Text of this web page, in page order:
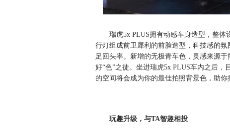
瑞虎5x PLUS拥有动感车身造型，整
行灯组成前卫犀利的前脸造型，科技感的
足回头率。新增的无极青车色，灵感来源
好“色”之徒。坐进瑞虎5x PLUS车内之后
的空间将会成为你的最佳拍照背景色，助你
玩趣升级，与TA智趣相投